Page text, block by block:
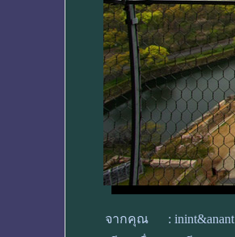
จากคุณ : inint&anant